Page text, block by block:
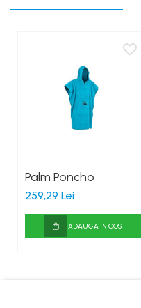
Palm Poncho
259,29 Lei
ADAUGA IN COS